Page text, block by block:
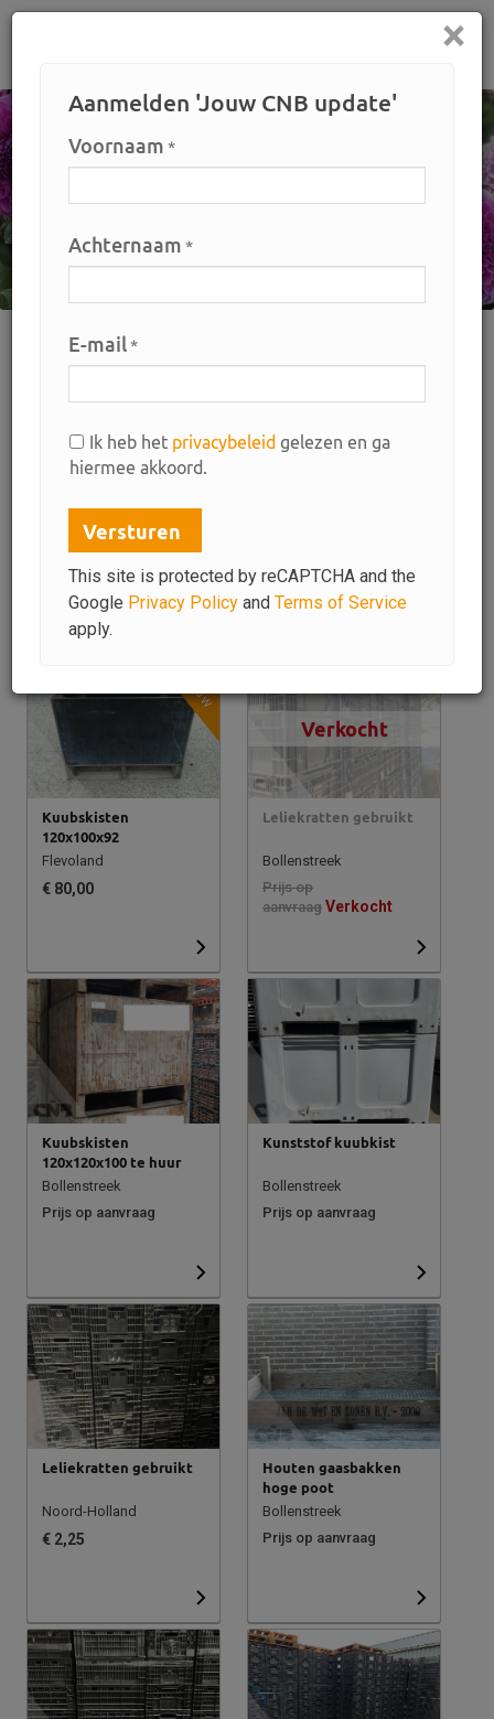
Bemiddeling
Vraag en aanbod materialen en
machines
Naar filters
« 1 2 3 4 »
50
Nieuw
Kuubskisten
120x100x92
Flevoland
€ 80,00
Verkocht
Leliekratten gebruikt
Bollenstreek
Prijs op
aanvraag Verkocht
Kuubskisten
120x120x100 te huur
Bollenstreek
Prijs op aanvraag
Kunststof kuubkist
Bollenstreek
Prijs op aanvraag
Leliekratten gebruikt
Noord-Holland
€ 2,25
Houten gaasbakken
hoge poot
Bollenstreek
Prijs op aanvraag
×
Aanmelden 'Jouw CNB update'
Voornaam *
Achternaam *
E-mail*
Ik heb het privacybeleid gelezen en ga
hiermee akkoord.
Versturen
This site is protected by reCAPTCHA and the
Google Privacy Policy and Terms of Service
apply.